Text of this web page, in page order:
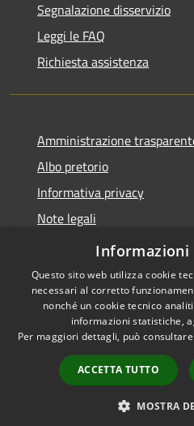
Segnalazione disservizio
Leggi le FAQ
Richiesta assistenza
Amministrazione
Albo pretorio
Informativa privacy
Note legali
Dichiarazione di accessibilità
Accessibilità
Informazioni
Questo sito web utilizza cookie
necessari al corretto
nonché un cookie tecnico
informazioni statistiche,
Per maggiori dettagli, può
ACCETTA TUTTO
MOSTRA